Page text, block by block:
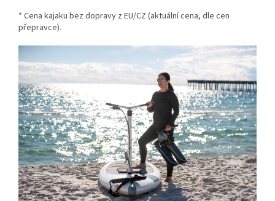
* Cena kajaku bez dopravy z EU/CZ (aktuální cena, dle cen
přepravce).